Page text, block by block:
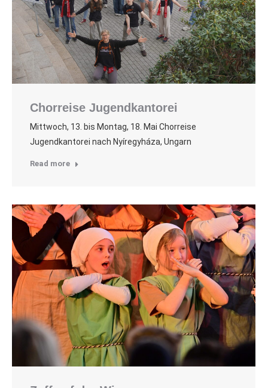
Chorreise Jugendkantorei
Mittwoch, 13. bis Montag, 18. Mai Chorreise
Jugendkantorei nach Nyíregyháza, Ungarn
Read more